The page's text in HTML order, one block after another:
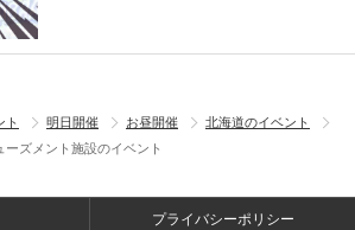
ト 明日開催 お昼開催
北海道のイベント
ーズメント施設のイベント
プライバシーポリシー